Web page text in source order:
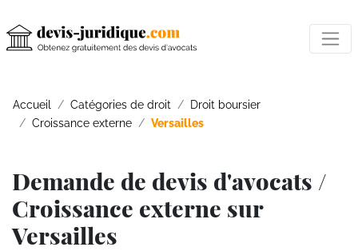
Accueil Catégories de droit
Droit boursier
Croissance externe
Versailles
Demande de devis d'avocats /
Croissance externe sur
Versailles